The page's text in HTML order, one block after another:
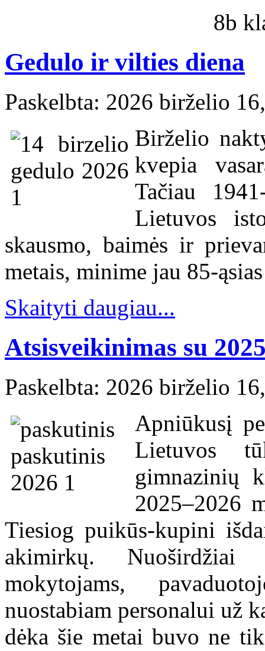
8b
Gedulo ir vilties diena
Paskelbta: 2026 birželio
Birželio
kvepia
Tačiau
Lietuvos
skausmo, baimės ir
metais, minime jau 85-
Skaityti daugiau...
Atsisveikinimas su
Paskelbta: 2026 birželio
Apniūkusį
Lietuvos
gimnazinių
2025–2026
Tiesiog puikūs-kupini
akimirkų. Nuoširdžiai
mokytojams,
nuostabiam personalui už
dėka šie metai buvo ne